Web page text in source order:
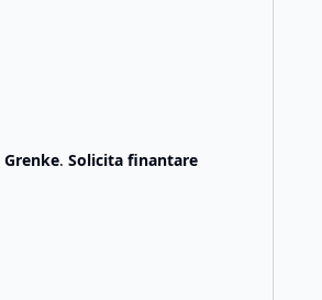
Grenke. Solicita finantare